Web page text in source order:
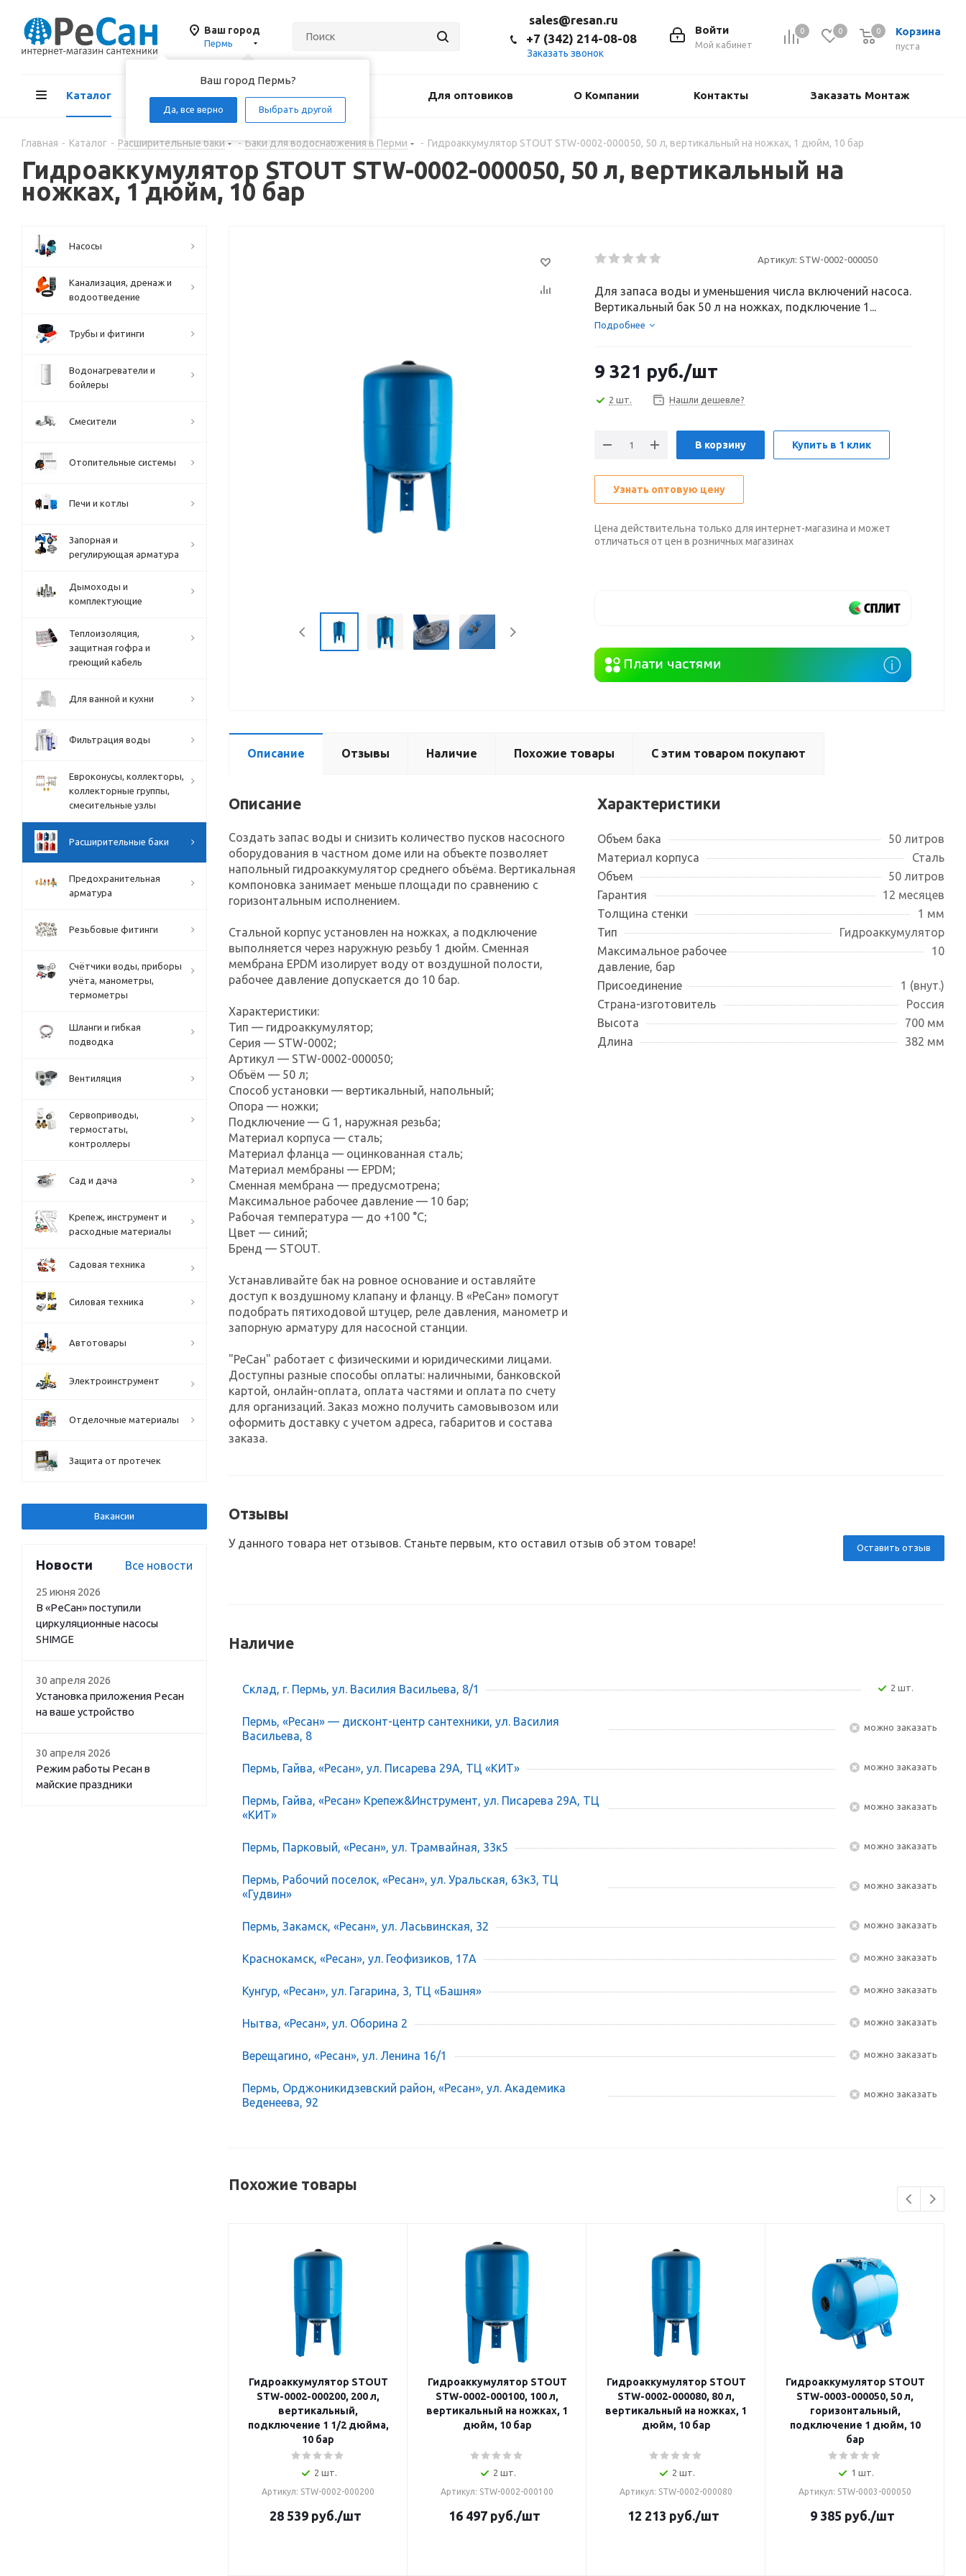
Ваш город
Пермь
Ваш город Пермь?
Да, все верно Выбрать другой
0 0 Корзина
пуста
0
Войти
Мой кабинет
sales@resan.ru
+7 (342) 214-08-08
Заказать звонок
Каталог Акции Доставка Для оптовиков О Компании Контакты Заказать Монтаж
Главная - Каталог - Расширительные баки - Баки для водоснабжения в Перми - Гидроаккумулятор STOUT STW-0002-000050, 50 л, вертикальный на ножках, 1 дюйм, 10 бар
Гидроаккумулятор STOUT STW-0002-000050, 50 л, вертикальный на
ножках, 1 дюйм, 10 бар
Артикул: STW-0002-000050
Для запаса воды и уменьшения числа включений насоса.
Вертикальный бак 50 л на ножках, подключение 1...
Подробнее
9 321 руб./шт
2 шт. Нашли дешевле?
В корзину Купить в 1 клик
Узнать оптовую цену
Цена действительна только для интернет-магазина и может
отличаться от цен в розничных магазинах
Описание Отзывы Наличие Похожие товары С этим товаром покупают
Описание
Создать запас воды и снизить количество пусков насосного
оборудования в частном доме или на объекте позволяет
напольный гидроаккумулятор среднего объёма. Вертикальная
компоновка занимает меньше площади по сравнению с
горизонтальным исполнением.
Стальной корпус установлен на ножках, а подключение
выполняется через наружную резьбу 1 дюйм. Сменная
мембрана EPDM изолирует воду от воздушной полости,
рабочее давление допускается до 10 бар.
Характеристики:
Тип — гидроаккумулятор;
Серия — STW-0002;
Артикул — STW-0002-000050;
Объём — 50 л;
Способ установки — вертикальный, напольный;
Опора — ножки;
Подключение — G 1, наружная резьба;
Материал корпуса — сталь;
Материал фланца — оцинкованная сталь;
Материал мембраны — EPDM;
Сменная мембрана — предусмотрена;
Максимальное рабочее давление — 10 бар;
Рабочая температура — до +100 °C;
Цвет — синий;
Бренд — STOUT.
Устанавливайте бак на ровное основание и оставляйте
доступ к воздушному клапану и фланцу. В «РеСан» помогут
подобрать пятиходовой штуцер, реле давления, манометр и
запорную арматуру для насосной станции.
"РеСан" работает с физическими и юридическими лицами.
Доступны разные способы оплаты: наличными, банковской
картой, онлайн-оплата, оплата частями и оплата по счету
для организаций. Заказ можно получить самовывозом или
оформить доставку с учетом адреса, габаритов и состава
заказа.
Характеристики
Объем бака
50 литров
Материал корпуса
Сталь
Объем
50 литров
Гарантия
12 месяцев
Толщина стенки
1 мм
Тип
Гидроаккумулятор
Максимальное рабочее
давление, бар
10
Присоединение
1 (внут.)
Страна-изготовитель
Россия
Высота
700 мм
Длина
382 мм
Отзывы
Оставить отзыв
У данного товара нет отзывов. Станьте первым, кто оставил отзыв об этом товаре!
Наличие
Склад, г. Пермь, ул. Василия Васильева, 8/1 2 шт.
Пермь, «Ресан» — дисконт-центр сантехники, ул. Василия
Васильева, 8
Можно заказать
Пермь, Гайва, «Ресан», ул. Писарева 29А, ТЦ «КИТ» Можно заказать
Пермь, Гайва, «Ресан» Крепеж&Инструмент, ул. Писарева 29А, ТЦ
«КИТ»
Можно заказать
Пермь, Парковый, «Ресан», ул. Трамвайная, 33к5 Можно заказать
Пермь, Рабочий поселок, «Ресан», ул. Уральская, 63к3, ТЦ
«Гудвин»
Можно заказать
Пермь, Закамск, «Ресан», ул. Ласьвинская, 32 Можно заказать
Краснокамск, «Ресан», ул. Геофизиков, 17А Можно заказать
Кунгур, «Ресан», ул. Гагарина, 3, ТЦ «Башня» Можно заказать
Нытва, «Ресан», ул. Оборина 2 Можно заказать
Верещагино, «Ресан», ул. Ленина 16/1 Можно заказать
Пермь, Орджоникидзевский район, «Ресан», ул. Академика
Веденеева, 92
Можно заказать
Похожие товары
Гидроаккумулятор STOUT
STW-0002-000200, 200 л,
вертикальный,
подключение 1 1/2 дюйма,
10 бар
2 шт.
Артикул: STW-0002-000200
28 539 руб./шт
Гидроаккумулятор STOUT
STW-0002-000100, 100 л,
вертикальный на ножках, 1
дюйм, 10 бар
2 шт.
Артикул: STW-0002-000100
16 497 руб./шт
Гидроаккумулятор STOUT
STW-0002-000080, 80 л,
вертикальный на ножках, 1
дюйм, 10 бар
2 шт.
Артикул: STW-0002-000080
12 213 руб./шт
Гидроаккумулятор STOUT
STW-0003-000050, 50 л,
горизонтальный,
подключение 1 дюйм, 10
бар
1 шт.
Артикул: STW-0003-000050
9 385 руб./шт
Насосы
Канализация, дренаж и
водоотведение
Трубы и фитинги
Водонагреватели и
бойлеры
Смесители
Отопительные системы
Печи и котлы
Запорная и
регулирующая арматура
Дымоходы и
комплектующие
Теплоизоляция,
защитная гофра и
греющий кабель
Для ванной и кухни
Фильтрация воды
Евроконусы, коллекторы,
коллекторные группы,
смесительные узлы
Расширительные баки
Предохранительная
арматура
Резьбовые фитинги
Счётчики воды, приборы
учёта, манометры,
термометры
Шланги и гибкая
подводка
Вентиляция
Сервоприводы,
термостаты,
контроллеры
Сад и дача
Крепеж, инструмент и
расходные материалы
Садовая техника
Силовая техника
Автотовары
Электроинструмент
Отделочные материалы
Защита от протечек
Вакансии
Новости Все новости
25 июня 2026
В «РеСан» поступили
циркуляционные насосы
SHIMGE
30 апреля 2026
Установка приложения Ресан
на ваше устройство
30 апреля 2026
Режим работы Ресан в
майские праздники